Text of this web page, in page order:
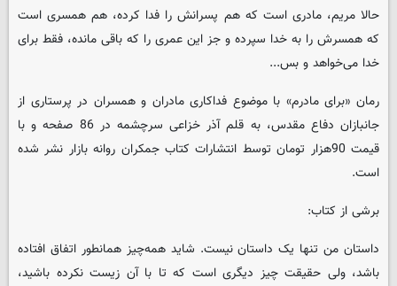
حالا مریم، مادری است که هم پسرانش را فدا کرده، هم همسری است
که همسرش را به خدا سپرده و جز این عمری را که باقی مانده، فقط برای
خدا می‌خواهد و بس...
رمان «برای مادرم» با موضوع فداکاری مادران و همسران در پرستاری از
جانبازان دفاع مقدس، به قلم آذر خزاعی سرچشمه در 86 صفحه و با
قیمت 90هزار تومان توسط انتشارات کتاب جمکران روانه بازار نشر شده
است.
برشی از کتاب:
داستان من تنها یک داستان نیست. شاید همه‌چیز همانطور اتفاق افتاده
باشد، ولی حقیقت چیز دیگری است که تا با آن زیست نکرده باشید،